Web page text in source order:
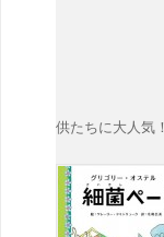
供たちに大人気！